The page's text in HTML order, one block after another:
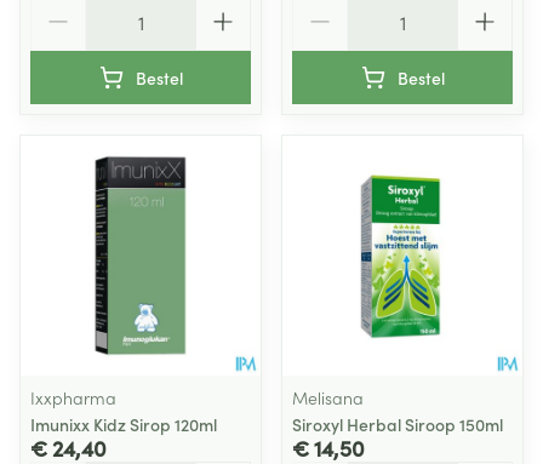
Bestel Bestel
Ixxpharma
Imunixx Kidz Sirop 120ml
€ 24,40
Melisana
Siroxyl Herbal Siroop 150ml
€ 14,50